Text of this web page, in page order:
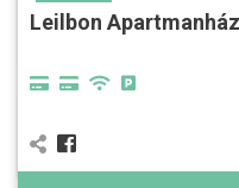
Leilbon